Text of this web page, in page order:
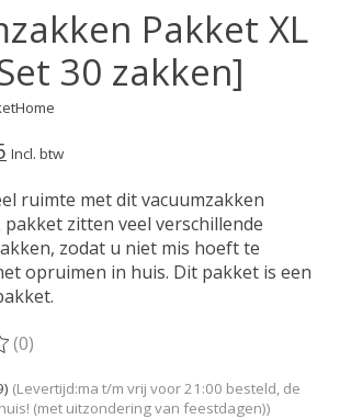
Pakket XL
30 zakken]
Incl. btw
ruimte met dit vacuumzakken
pakket zitten veel verschillende
zodat u niet mis hoeft te
opruimen in huis. Dit pakket is een
dit product is
(0)
(Levertijd:ma t/m vrij voor 21:00 besteld, de
(met uitzondering van feestdagen))